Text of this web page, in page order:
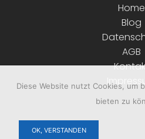
Home
Blog
AGB
Diese Website nutzt Cookies, um
bieten zu
OK, VERSTANDEN